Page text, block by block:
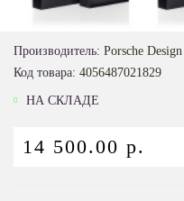
Производитель: Porsche Design
Код товара: 4056487021829
НА СКЛАДЕ
14 500.00 р.